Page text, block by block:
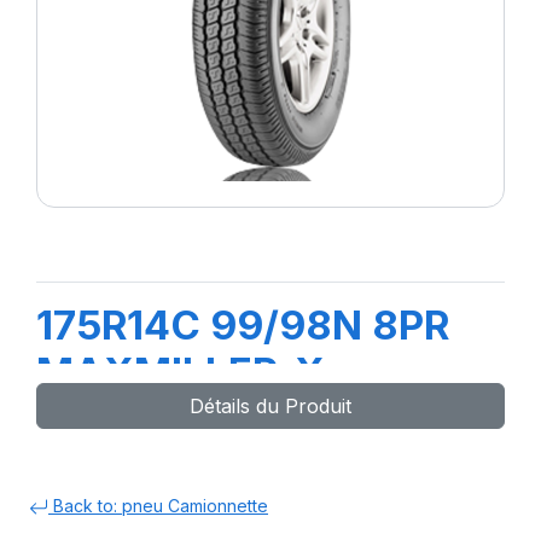
175R14C 99/98N 8PR
MAXMILLER-X
Détails du Produit
Back to: pneu Camionnette